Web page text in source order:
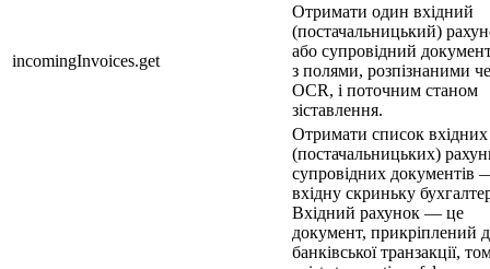
incomingInvoices.get
Отримати один вхідний
(постачальницький)
або супровідний
з полями, розпізнаними
OCR, і поточним станом
зіставлення.
Отримати список вхідних
(постачальницьких)
супровідних документів
вхідну скриньку
Вхідний рахунок — це
документ, прикріплений
банківської транзакції,